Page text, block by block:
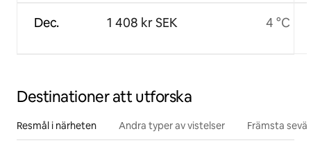
Dec. 1 408 kr SEK 4 °C
Destinationer att utforska
Resmål i närheten Andra typer av vistelser Främsta